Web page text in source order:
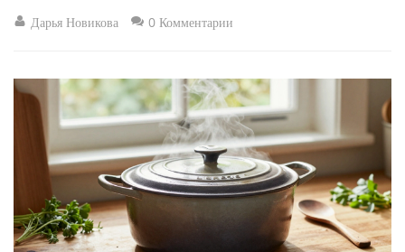
Дарья Новикова 0 Комментарии